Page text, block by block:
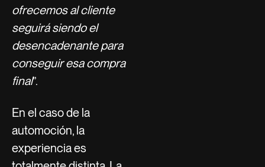
ofrecemos al cliente
seguirá siendo el
desencadenante para
conseguir esa compra
final”.
En el caso de la
automoción, la
experiencia es